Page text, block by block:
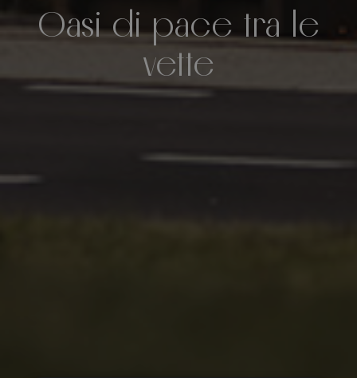
Oasi di pace tra le
vette